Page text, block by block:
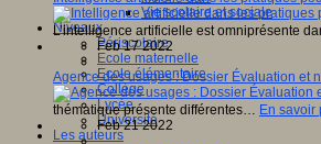
Vie scolaire et sociale
Niveaux
Périscolaire
Ecole maternelle
Ecole élémentaire
Collège
Lycée
Université
Les auteurs
L’intelligence artificielle est omniprésente
Feb 17 2022
Agence des usages : Dossier Évaluation et
thématique présente différentes… En savoir
Feb 21 2022